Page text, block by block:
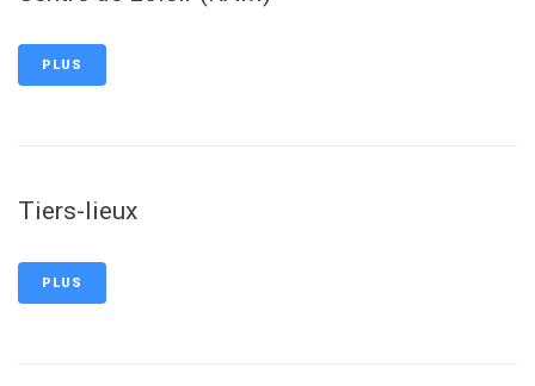
PLUS
Tiers-lieux
PLUS